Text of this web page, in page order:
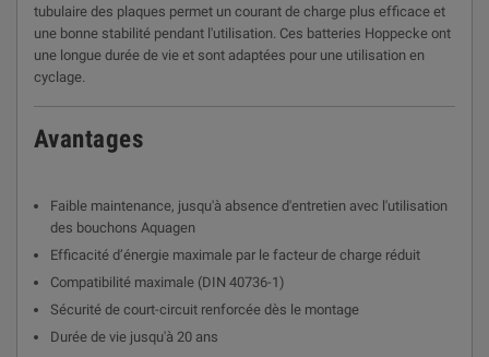
tubulaire des plaques permet un courant de charge plus efficace et
une bonne stabilité pendant l'utilisation. Ces batteries Hoppecke ont
une longue durée de vie et sont adaptées pour une utilisation en
cyclage.
Avantages
Faible maintenance, jusqu'à absence d'entretien avec l'utilisation
des bouchons Aquagen
Efficacité d’énergie maximale par le facteur de charge réduit
Compatibilité maximale (DIN 40736-1)
Sécurité de court-circuit renforcée dès le montage
Durée de vie jusqu'à 20 ans